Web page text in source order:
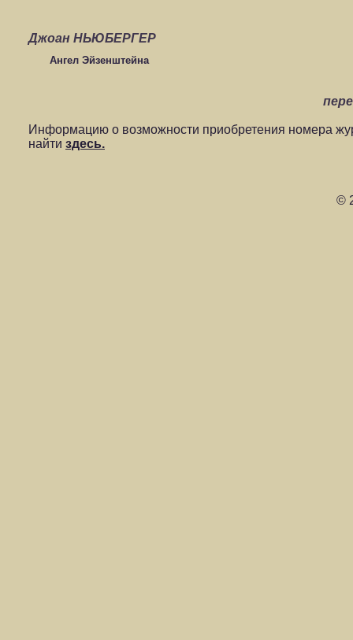
Джоан НЬЮБЕРГЕР
Ангел Эйзенштейна
Информацию о возможности приобретения номера
найти здесь.
©